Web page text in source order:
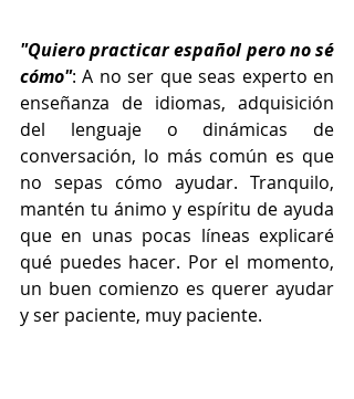
"Quiero practicar español pero no sé
cómo": A no ser que seas experto en
enseñanza de idiomas, adquisición
del lenguaje o dinámicas de
conversación, lo más común es que
no sepas cómo ayudar. Tranquilo,
mantén tu ánimo y espíritu de ayuda
que en unas pocas líneas explicaré
qué puedes hacer. Por el momento,
un buen comienzo es querer ayudar
y ser paciente, muy paciente.